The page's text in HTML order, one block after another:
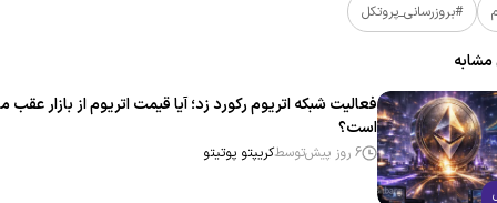
#بروزرسانی_پروتکل
فعالیت شبکه اتریوم رکورد زد؛ آیا قیمت اتریوم از بازار عقب
است؟
6 روز پیش توسطکریپتو پوتیتو